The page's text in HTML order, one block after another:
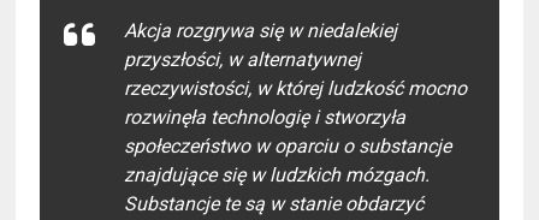
Akcja rozgrywa się w niedalekiej
przyszłości, w alternatywnej
rzeczywistości, w której ludzkość mocno
rozwinęła technologię i stworzyła
społeczeństwo w oparciu o substancje
znajdujące się w ludzkich mózgach.
Substancje te są w stanie obdarzyć